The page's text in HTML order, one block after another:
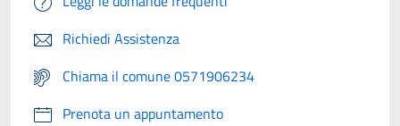
Richiedi Assistenza
Chiama il comune 0571906234
Prenota un appuntamento